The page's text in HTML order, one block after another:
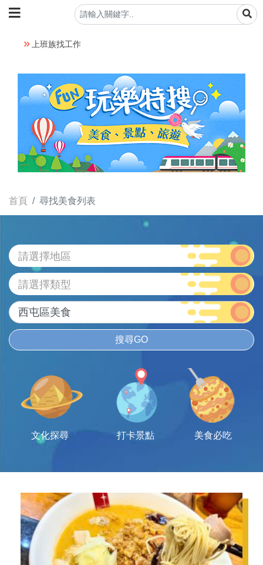
上班族找工作
首頁 尋找美食列表
請選擇地區
請選擇類型
搜尋GO
文化探尋 打卡景點 美食必吃